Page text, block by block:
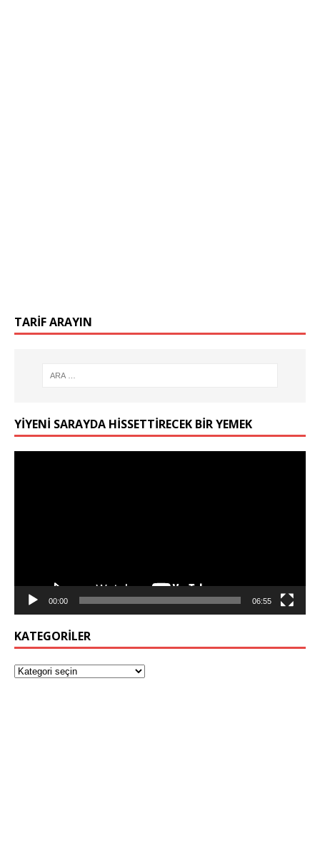
TARIF ARAYIN
YIYENI SARAYDA HISSETTIRECEK BIR YEMEK
00:00 06:55
KATEGORILER